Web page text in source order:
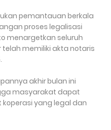
pemantauan berkala
proses legalisasi
menargetkan seluruh
telah memiliki akta notaris
akhir bulan ini
masyarakat dapat
yang legal dan